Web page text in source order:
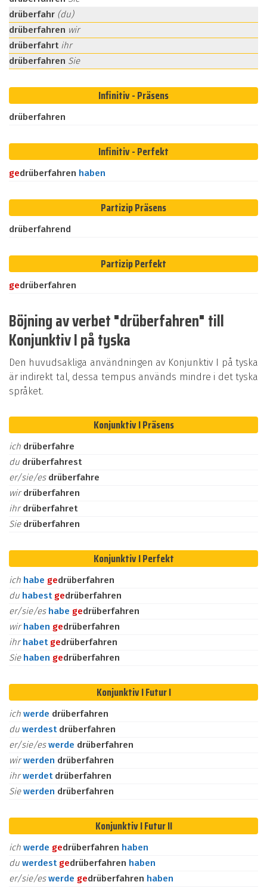
drüberfahr (du)
drüberfahren wir
drüberfahrt ihr
drüberfahren Sie
Infinitiv - Präsens
drüberfahren
Infinitiv - Perfekt
gedrüberfahren haben
Partizip Präsens
drüberfahrend
Partizip Perfekt
gedrüberfahren
Böjning av verbet "drüberfahren" till
Konjunktiv I på tyska
Den huvudsakliga användningen av Konjunktiv I på tyska
är indirekt tal, dessa tempus används mindre i det tyska
språket.
Konjunktiv I Präsens
ich drüberfahre
du drüberfahrest
er/sie/es drüberfahre
wirdrüberfahren
ihrdrüberfahret
Sie drüberfahren
Konjunktiv I Perfekt
ich habe gedrüberfahren
du habest gedrüberfahren
er/sie/es habe gedrüberfahren
wirhaben gedrüberfahren
ihrhabet gedrüberfahren
Sie haben gedrüberfahren
Konjunktiv I Futur I
ich werde drüberfahren
du werdest drüberfahren
er/sie/eswerde drüberfahren
wirwerden drüberfahren
ihrwerdet drüberfahren
Siewerden drüberfahren
Konjunktiv I Futur II
ich werde gedrüberfahren haben
du werdest gedrüberfahren haben
er/sie/eswerde gedrüberfahren haben